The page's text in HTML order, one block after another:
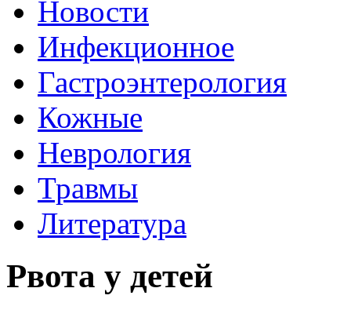
Новости
Инфекционное
Гастроэнтерология
Кожные
Неврология
Травмы
Литература
Рвота у детей